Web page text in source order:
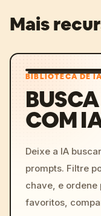
Mais
BIBLIOTECA DE
COM
Deixe a IA
prompts. Filtre
chave, e ordene
favoritos,